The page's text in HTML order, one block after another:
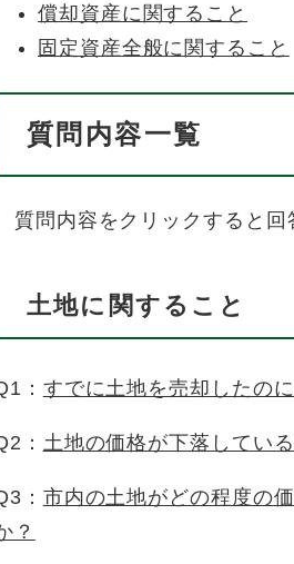
償却資産に関すること
固定資産全般に関すること
質問内容一覧
質問内容をクリックすると回
土地に 関すること
： すでに土地を売却したの
： 土地の価格が下落してい
： 市内の土地がどの程度の
？